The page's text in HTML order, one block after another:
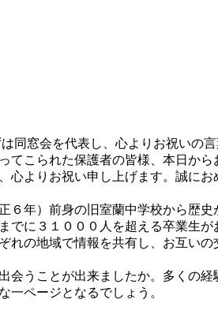
窓会を代表し、心よりお祝いの言
こられた保護者の皆様、本日か
よりお祝い申し上げます。誠にお
年）前身の旧室蘭中学校から歴
に３１０００人を超える卒業生
の地域で情報を共有し、お互い
うことが出来ましたか。多くの
一ページとなるでしょう。